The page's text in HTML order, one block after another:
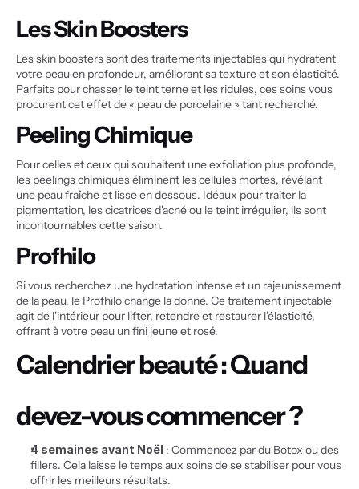
Les Skin Boosters
Les skin boosters sont des traitements injectables qui hydratent
votre peau en profondeur, améliorant sa texture et son élasticité.
Parfaits pour chasser le teint terne et les ridules, ces soins vous
procurent cet effet de « peau de porcelaine » tant recherché.
Peeling Chimique
Pour celles et ceux qui souhaitent une exfoliation plus profonde,
les peelings chimiques éliminent les cellules mortes, révélant
une peau fraîche et lisse en dessous. Idéaux pour traiter la
pigmentation, les cicatrices d'acné ou le teint irrégulier, ils sont
incontournables cette saison.
Profhilo
Si vous recherchez une hydratation intense et un rajeunissement
de la peau, le Profhilo change la donne. Ce traitement injectable
agit de l'intérieur pour lifter, retendre et restaurer l'élasticité,
offrant à votre peau un fini jeune et rosé.
Calendrier beauté : Quand
devez-vous commencer ?
4 semaines avant Noël : Commencez par du Botox ou des
fillers. Cela laisse le temps aux soins de se stabiliser pour vous
offrir les meilleurs résultats.